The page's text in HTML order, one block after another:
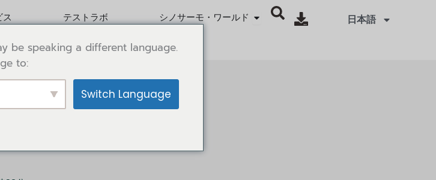
テストラボ シノサーモ・ワールド Öffne SINOTHERMO WORLD
日本語
と利点
be speaking a different language.
to:
Switch Language